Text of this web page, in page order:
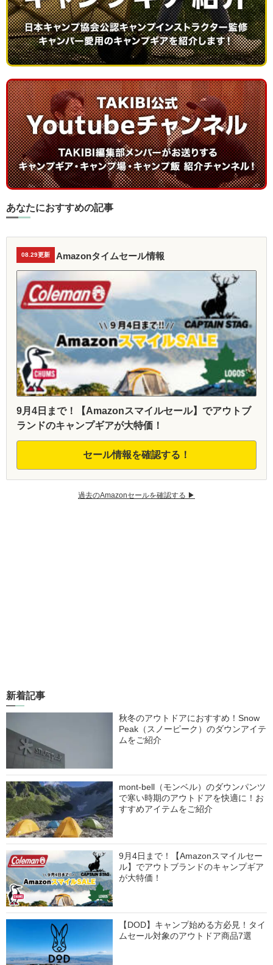
あなたにおすすめの記事
08.29更新 Amazonタイムセール情報
9月4日まで！【Amazonスマイルセール】でアウトブ
ランドのキャンプギアが大特価！
セール情報を確認する！
過去のAmazonセールを確認する ▶︎
新着記事
秋冬のアウトドアにおすすめ！Snow
Peak（スノーピーク）のダウンアイテ
ムをご紹介
mont-bell（モンベル）のダウンパンツ
で寒い時期のアウトドアを快適に！お
すすめアイテムをご紹介
9月4日まで！【Amazonスマイルセー
ル】でアウトブランドのキャンプギア
が大特価！
【DOD】キャンプ始める方必見！タイ
ムセール対象のアウトドア商品7選